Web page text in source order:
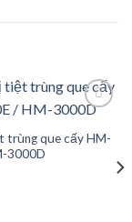
trùng que cấy HM-
3000D